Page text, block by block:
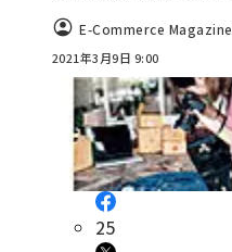
E-Commerce Magazine
2021年3月9日 9:00
25